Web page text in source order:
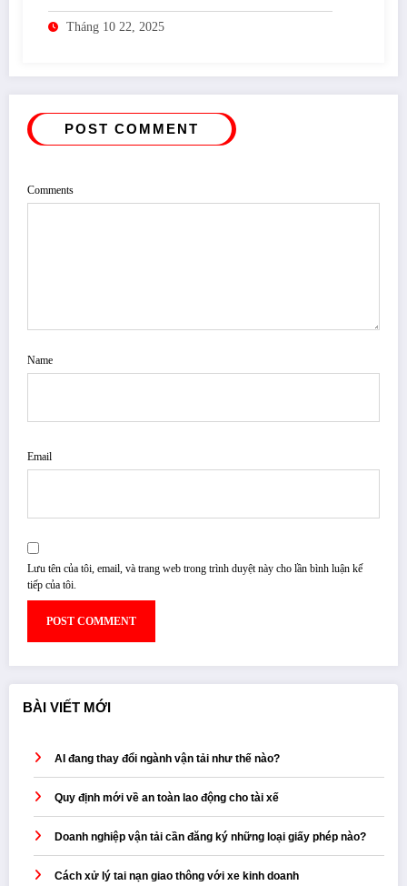
Tháng 10 22, 2025
POST COMMENT
Comments
Name
Email
Lưu tên của tôi, email, và trang web trong trình duyệt này cho lần bình luận kế
tiếp của tôi.
BÀI VIẾT MỚI
AI đang thay đổi ngành vận tải như thế nào?
Quy định mới về an toàn lao động cho tài xế
Doanh nghiệp vận tải cần đăng ký những loại giấy phép nào?
Cách xử lý tai nạn giao thông với xe kinh doanh